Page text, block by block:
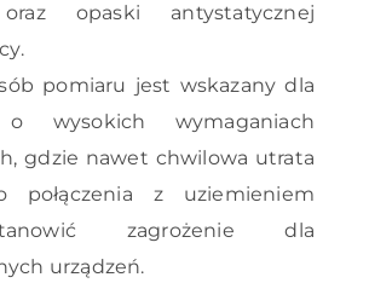
opaski antystatycznej
pomiaru jest wskazany dla
o wysokich wymaganiach
gdzie nawet chwilowa utrata
połączenia z uziemieniem
zagrożenie dla
urządzeń.